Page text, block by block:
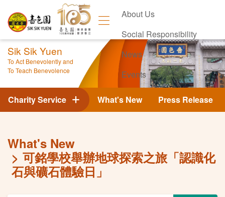
About Us
Social Responsibility
News
Events
Contact Us
Sik Sik Yuen
To Act Benevolently and
To Teach Benevolence
What's New Press Release
Charity Service
What's New
可銘學校舉辦地球探索之旅「認識化
石與礦石體驗日」